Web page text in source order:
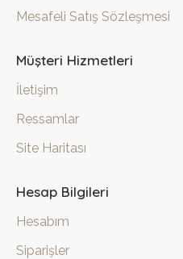
Mesafeli Satış Sözleşmesi
Müşteri Hizmetleri
İletişim
Ressamlar
Site Haritası
Hesap Bilgileri
Hesabım
Siparişler